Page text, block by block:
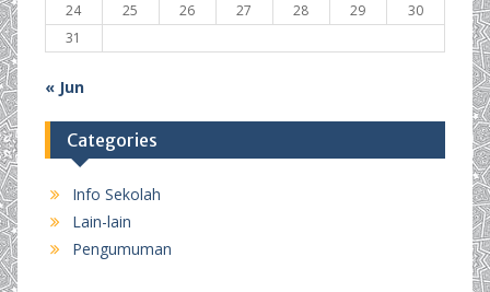
24
25 26 27 28 29
30
31
« Jun
Categories
Info Sekolah
Lain-lain
Pengumuman